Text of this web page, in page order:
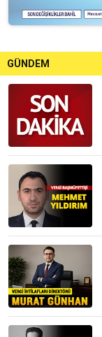
GÜNDEM